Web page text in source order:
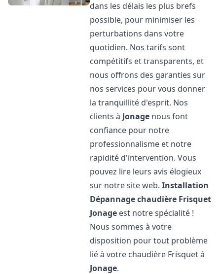
dans les délais les plus brefs
possible, pour minimiser les
perturbations dans votre
quotidien. Nos tarifs sont
compétitifs et transparents, et
nous offrons des garanties sur
nos services pour vous donner
la tranquillité d'esprit. Nos
clients à Jonage nous font
confiance pour notre
professionnalisme et notre
rapidité d'intervention. Vous
pouvez lire leurs avis élogieux
sur notre site web.Installation
Dépannage chaudière Frisquet
Jonage est notre spécialité !
Nous sommes à votre
disposition pour tout problème
lié à votre chaudière Frisquet à
Jonage.